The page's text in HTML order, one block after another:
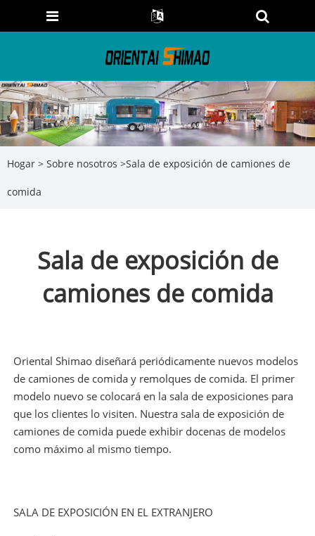
Hogar > Sobre nosotros >Sala de exposición de camiones de
comida
Sala de exposición de
camiones de comida
Oriental Shimao diseñará periódicamente nuevos modelos
de camiones de comida y remolques de comida. El primer
modelo nuevo se colocará en la sala de exposiciones para
que los clientes lo visiten. Nuestra sala de exposición de
camiones de comida puede exhibir docenas de modelos
como máximo al mismo tiempo.
SALA DE EXPOSICIÓN EN EL EXTRANJERO